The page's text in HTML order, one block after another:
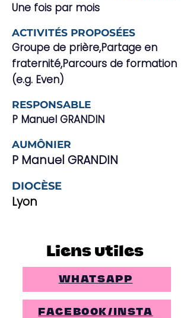
Une fois par mois
ACTIVITÉS PROPOSÉES
Groupe de prière,Partage en
fraternité,Parcours de formation
(e.g. Even)
RESPONSABLE
P Manuel GRANDIN
AUMÔNIER
P Manuel GRANDIN
DIOCÈSE
Lyon
Liens utiles
WHATSAPP
FACEBOOK/INSTA